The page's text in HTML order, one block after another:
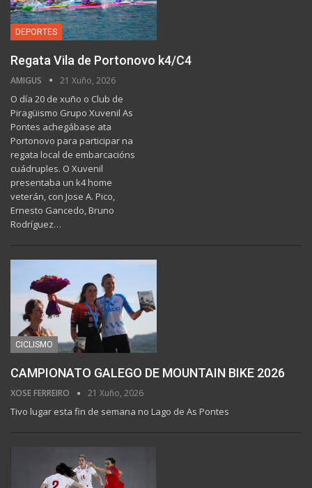
DEPORTES
Regata Vila de Portonovo k4/C4
AMIGUS 21 Xuño, 2026
O día 20 de xuño o Club de
Piragüismo Grupo Xuvenil As
Pontes achegábase ata
Portonovo para participar na
regata local de embarcacións
cuádruples. O Xuvenil
presentaba un k4 home
veterán, con Jose A. Pico,
Ernesto Gancedo, Bruno
Rodríguez…
CICLISMO
CAMPIONATO GALEGO DE MOUNTAIN BIKE 2026
XOSE FERREIRO 21 Xuño, 2026
Tivo lugar esta fin de semana no Lago de As Pontes